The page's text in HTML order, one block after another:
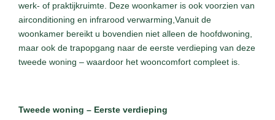
werk- of praktijkruimte. Deze woonkamer is ook voorzien van
airconditioning en infrarood verwarming,Vanuit de
woonkamer bereikt u bovendien niet alleen de hoofdwoning,
maar ook de trapopgang naar de eerste verdieping van deze
tweede woning – waardoor het wooncomfort compleet is.
Tweede woning – Eerste verdieping